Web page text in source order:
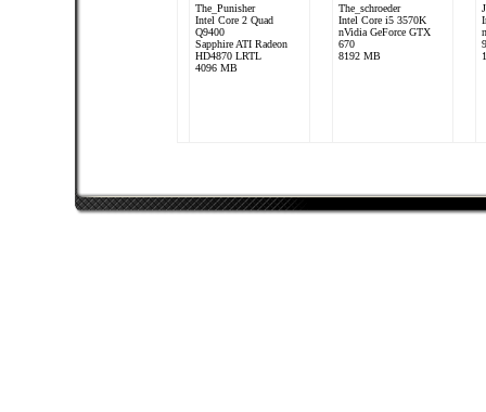
The_Punisher
Intel Core 2 Quad
Q9400
Sapphire ATI Radeon
HD4870 LRTL
4096 MB
The_schroeder
Intel Core i5 3570K
nVidia GeForce GTX
670
8192 MB
nVidia GeForce GTX
260